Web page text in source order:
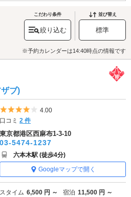
技場の隣に広がる緑豊かなスポットとし
苑エリアのラブホテル からもアクセスが
こだわり条件
絞り込む
並び替え
標準
※予約カレンダーは14:40時点の情報です
ブ)
5つ星のうち4
4.00
口コミ2 件
東京都港区西麻布1-3-10
03-5474-1237
六本木駅 (徒歩4分)
Googleマップで開く
タイム 6,500 円 ～ 宿泊 11,500 円 ～